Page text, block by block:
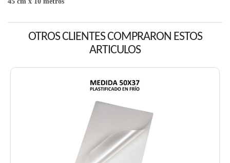
OTROS CLIENTES COMPRARON ESTOS
ARTICULOS